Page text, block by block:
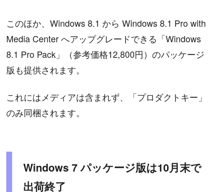
このほか、Windows 8.1 から Windows 8.1 Pro with
Media Center へアップグレードできる「Windows
8.1 Pro Pack」（参考価格12,800円）のパッケージ
版も提供されます。
これにはメディアは含まれず、「プロダクトキー」
のみ同梱されます。
Windows 7 パッケージ版は10月末で
出荷終了